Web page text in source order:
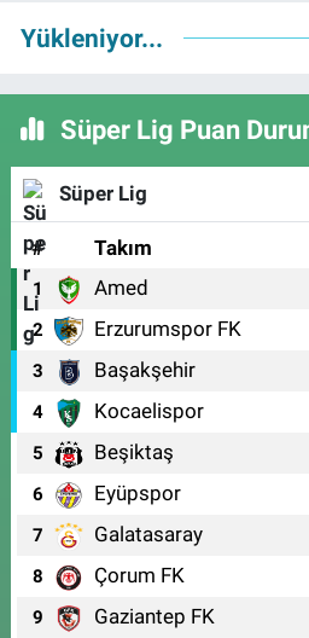
Yükleniyor...
Süper Lig Puan
Süper Lig
# Takım
1 Amed
2 Erzurumspor FK
3 Başakşehir
4 Kocaelispor
5 Beşiktaş
6 Eyüpspor
7 Galatasaray
8 Çorum FK
9 Gaziantep FK